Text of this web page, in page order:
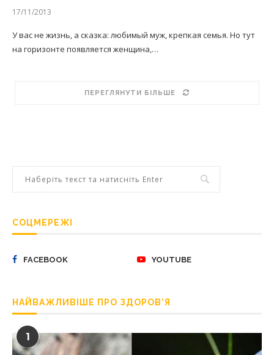
17/11/2013
У вас не жизнь, а сказка: любимый муж, крепкая семья. Но тут
на горизонте появляется женщина,…
ПЕРЕГЛЯНУТИ БІЛЬШЕ
СОЦМЕРЕЖІ
FACEBOOK YOUTUBE
НАЙВАЖЛИВІШЕ ПРО ЗДОРОВ’Я
1